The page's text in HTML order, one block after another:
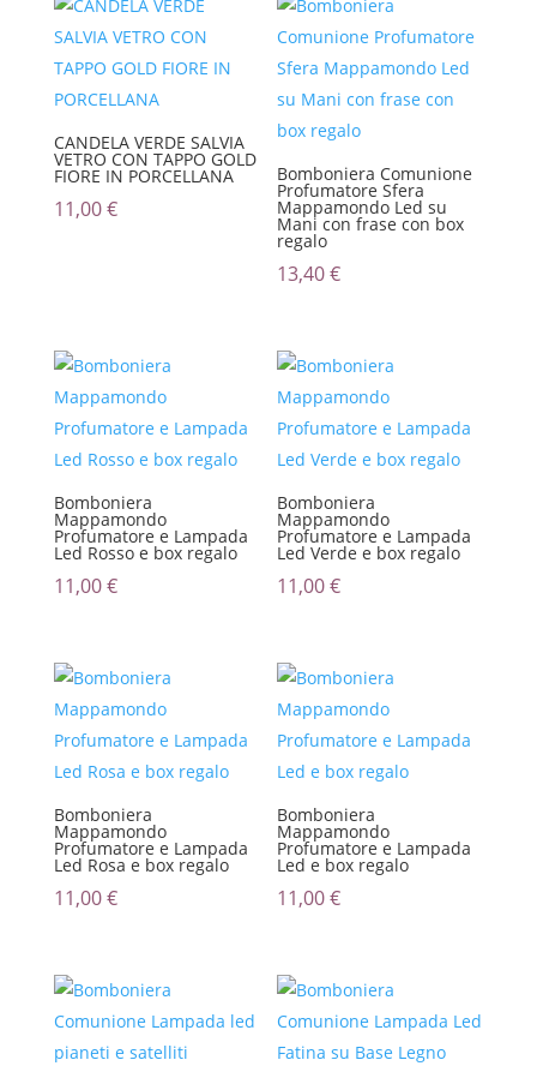
CANDELA VERDE SALVIA
VETRO CON TAPPO GOLD
FIORE IN PORCELLANA
11,00€
Bomboniera Comunione
Profumatore Sfera
Mappamondo Led su
Mani con frase con box
regalo
13,40€
Bomboniera
Mappamondo
Profumatore e Lampada
Led Rosso e box regalo
11,00€
Bomboniera
Mappamondo
Profumatore e Lampada
Led Verde e box regalo
11,00€
Bomboniera
Mappamondo
Profumatore e Lampada
Led Rosa e box regalo
11,00€
Bomboniera
Mappamondo
Profumatore e Lampada
Led e box regalo
11,00€